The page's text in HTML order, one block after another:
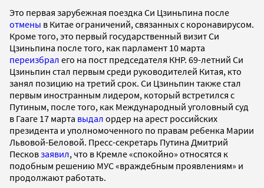
Это первая зарубежная поездка Си Цзиньпина после
отмены в Китае ограничений, связанных с коронавирусом.
Кроме того, это первый государственный визит Си
Цзиньпина после того, как парламент 10 марта
переизбрал его на пост председателя КНР. 69-летний Си
Цзиньпин стал первым среди руководителей Китая, кто
занял позицию на третий срок. Си Цзиньпин также стал
первым иностранным лидером, который встретился с
Путиным, после того, как Международный уголовный суд
в Гааге 17 марта выдал ордер на арест российских
президента и уполномоченного по правам ребенка Марии
Львовой-Беловой. Пресс-секретарь Путина Дмитрий
Песковзаявил, что в Кремле «спокойно» относятся к
подобным решению МУС «враждебным проявлениям» и
продолжают работать.